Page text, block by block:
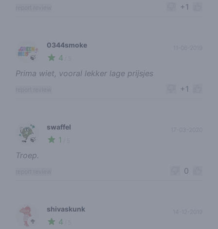
+1
🍃
0344smoke
4
Prima wiet, vooral lekker lage prijsjes
+1
🍃
swaffel
1
17-03-2020
Troep.
0
🥦
shivaskunk
4